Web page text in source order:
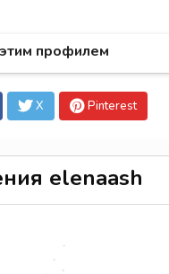
профилем
X Pinterest
elenaash